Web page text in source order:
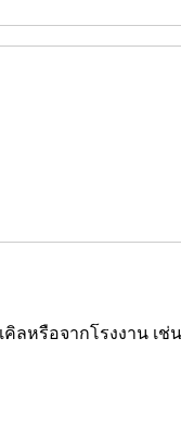
ลหรือจากโรงงาน เ